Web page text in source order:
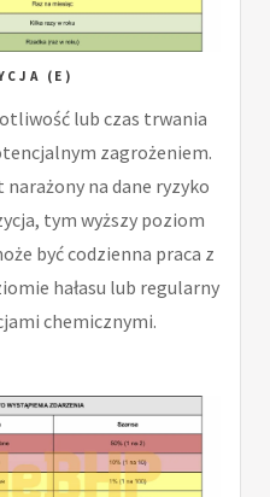
(E)
lub czas trwania
zagrożeniem.
na dane ryzyko
tym wyższy poziom
być codzienna praca z
hałasu lub regularny
chemicznymi.